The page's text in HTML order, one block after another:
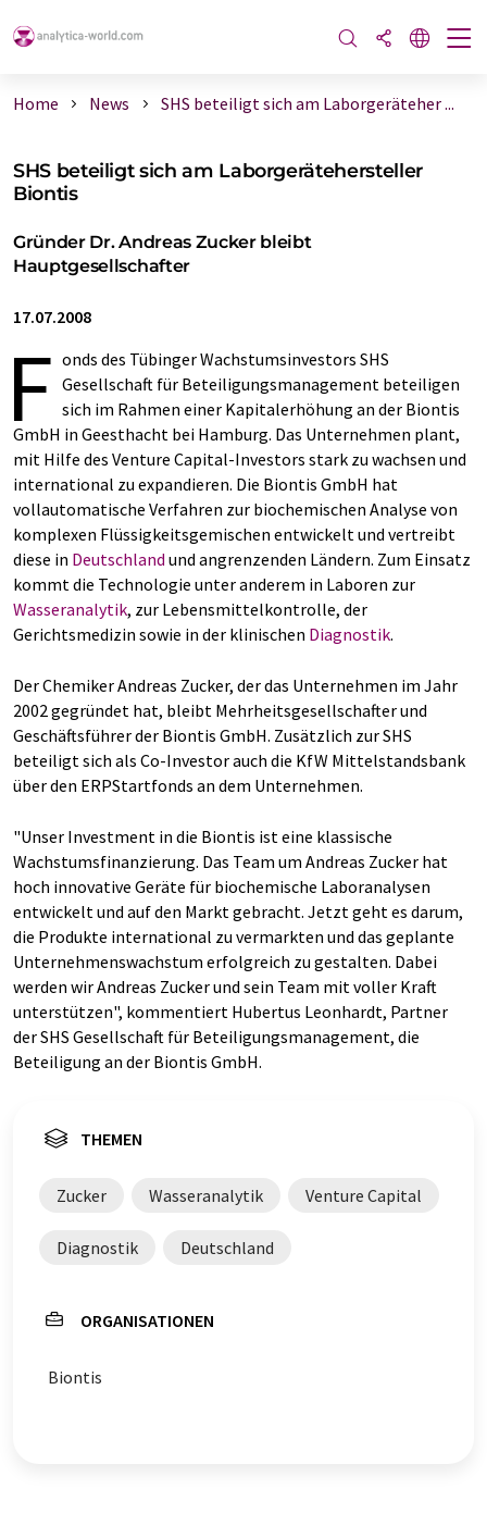
Home News SHS beteiligt sich am Laborgeräteher ...
SHS beteiligt sich am Laborgerätehersteller
Biontis
Gründer Dr. Andreas Zucker bleibt
Hauptgesellschafter
17.07.2008
F onds des Tübinger Wachstumsinvestors SHS
Gesellschaft für Beteiligungsmanagement beteiligen
sich im Rahmen einer Kapitalerhöhung an der Biontis
GmbH in Geesthacht bei Hamburg. Das Unternehmen plant,
mit Hilfe des Venture Capital-Investors stark zu wachsen und
international zu expandieren. Die Biontis GmbH hat
vollautomatische Verfahren zur biochemischen Analyse von
komplexen Flüssigkeitsgemischen entwickelt und vertreibt
diese in Deutschland und angrenzenden Ländern. Zum Einsatz
kommt die Technologie unter anderem in Laboren zur
Wasseranalytik, zur Lebensmittelkontrolle, der
Gerichtsmedizin sowie in der klinischen Diagnostik.
Der Chemiker Andreas Zucker, der das Unternehmen im Jahr
2002 gegründet hat, bleibt Mehrheitsgesellschafter und
Geschäftsführer der Biontis GmbH. Zusätzlich zur SHS
beteiligt sich als Co-Investor auch die KfW Mittelstandsbank
über den ERPStartfonds an dem Unternehmen.
"Unser Investment in die Biontis ist eine klassische
Wachstumsfinanzierung. Das Team um Andreas Zucker hat
hoch innovative Geräte für biochemische Laboranalysen
entwickelt und auf den Markt gebracht. Jetzt geht es darum,
die Produkte international zu vermarkten und das geplante
Unternehmenswachstum erfolgreich zu gestalten. Dabei
werden wir Andreas Zucker und sein Team mit voller Kraft
unterstützen", kommentiert Hubertus Leonhardt, Partner
der SHS Gesellschaft für Beteiligungsmanagement, die
Beteiligung an der Biontis GmbH.
THEMEN
Zucker Wasseranalytik Venture Capital
Diagnostik Deutschland
ORGANISATIONEN
Biontis